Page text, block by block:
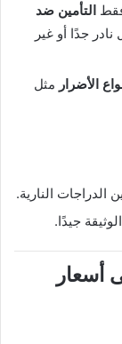
التأمين ضد
نادر جدًا أو غير
الأضرار مثل
النارية.
جيدًا.
أسعار